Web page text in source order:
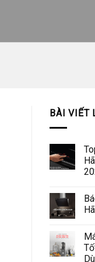
BÀI VIẾT